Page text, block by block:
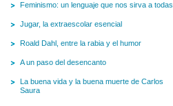
Feminismo: un lenguaje que nos sirva a todas
Jugar, la extraescolar esencial
Roald Dahl, entre la rabia y el humor
A un paso del desencanto
La buena vida y la buena muerte de Carlos
Saura